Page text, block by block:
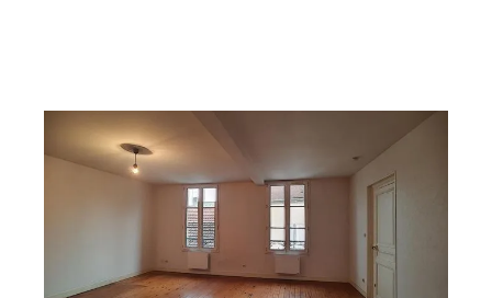
CREPY EN VALOIS 60
85 m2, 3 pièces
Ref : 14774
Appartement à louer
925 €
par mois charges comprises